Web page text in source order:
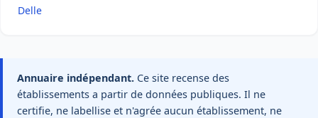
Delle
Annuaire indépendant. Ce site recense des
établissements a partir de données publiques. Il ne
certifie, ne labellise et n'agrée aucun établissement, ne